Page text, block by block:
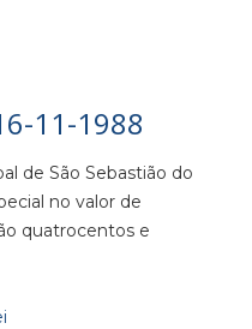
11-1988
de São Sebastião do
no valor de
quatrocentos e